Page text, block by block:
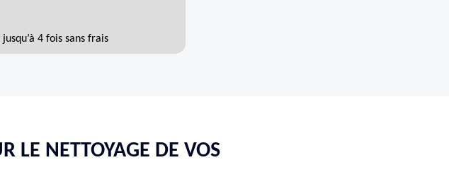
4 fois sans frais
LE NETTOYAGE DE VOS